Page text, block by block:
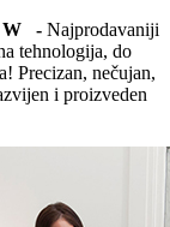
W - Najprodavaniji
tehnologija, do
Precizan, nečujan,
i proizveden